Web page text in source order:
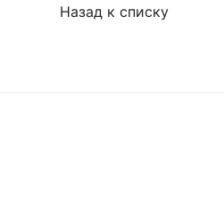
Назад к списку